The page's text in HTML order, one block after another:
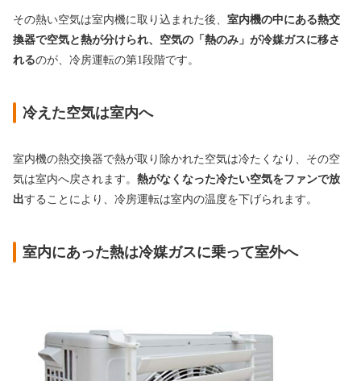
その熱い空気は室内機に取り込まれた後、 室内機の中にある熱交
換器で空気と熱が分けられ、空気の「熱のみ」が冷媒ガスに移さ
れるのが、冷房運転の第1段階です。
冷えた空気は室内へ
室内機の熱交換器で熱が取り除かれた空気は冷たくなり、その空
気は室内へ戻されます。 熱がなくなった冷たい空気をファンで放
出することにより、冷房運転は室内の温度を下げられます。
室内にあった熱は冷媒ガスに乗って室外へ